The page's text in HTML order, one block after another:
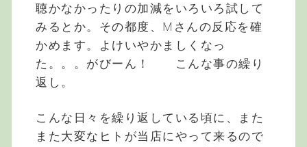
聴かなかったりの加減をいろいろ試して
みるとか。その都度、Mさんの反応を確
かめます。よけいやかましくなっ
た。。。がびーん！ こんな事の繰り
返し。
こんな日々を繰り返している頃に、また
また大変なヒトが当店にやって来るので